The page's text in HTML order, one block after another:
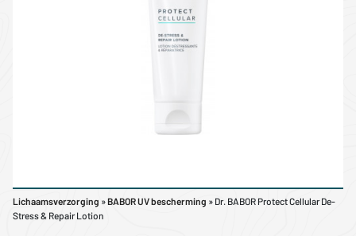
Lichaamsverzorging »BABOR UV bescherming » Dr. BABOR Protect Cellular De-
Stress & Repair Lotion